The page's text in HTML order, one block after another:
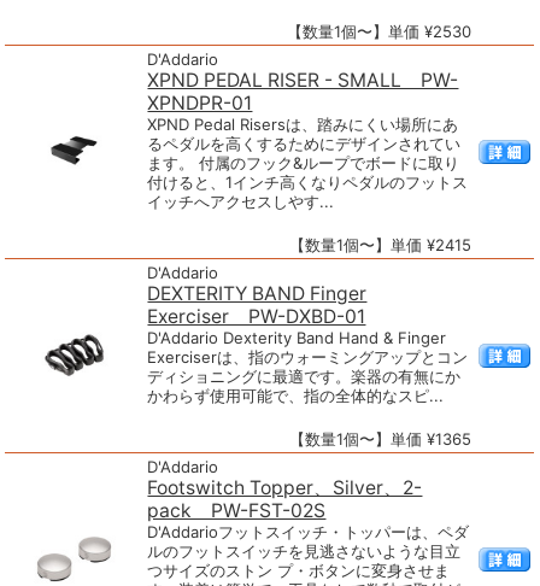
【数量1個〜】単価 ¥2530
D'Addario
XPND PEDAL RISER - SMALL PW-
XPNDPR-01
XPND Pedal Risersは、踏みにくい場所にあ
るペダルを高くするためにデザインされてい
ます。 付属のフック&ループでボードに取り
付けると、1インチ高くなりペダルのフットス
イッチへアクセスしやす...
【数量1個〜】単価 ¥2415
D'Addario
DEXTERITY BAND Finger
Exerciser PW-DXBD-01
D'Addario Dexterity Band Hand & Finger
Exerciserは、指のウォーミングアップとコン
ディショニングに最適です。楽器の有無にか
かわらず使用可能で、指の全体的なスピ...
【数量1個〜】単価 ¥1365
D'Addario
Footswitch Topper、Silver、2-
pack PW-FST-02S
D'Addarioフットスイッチ・トッパーは、ペダ
ルのフットスイッチを見逃さないような目立
つサイズのストン プ・ボタンに変身させま